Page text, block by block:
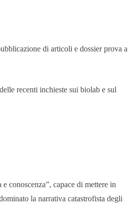
di articoli e dossier prova a
recenti inchieste sui biolab e sul
conoscenza”, capace di mettere in
la narrativa catastrofista degli